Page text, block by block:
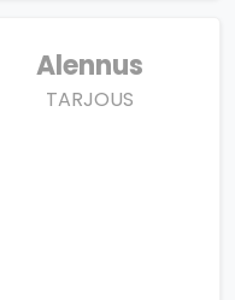
Alennus
TARJOUS